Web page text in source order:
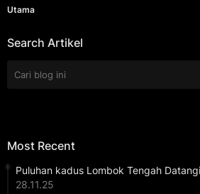
Utama
Search Artikel
Most Recent
Puluhan kadus Lombok Tengah
28.11.25